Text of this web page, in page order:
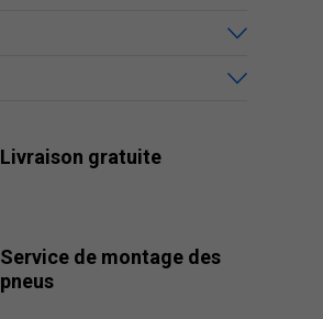
Livraison gratuite
Service de montage des
pneus